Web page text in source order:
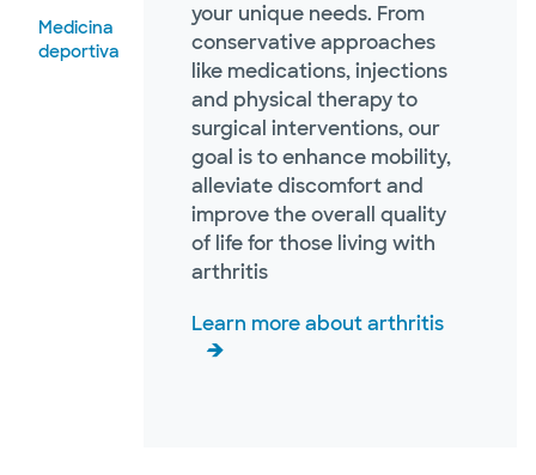
Medicina
deportiva
your unique needs. From
conservative approaches
like medications, injections
and physical therapy to
surgical interventions, our
goal is to enhance mobility,
alleviate discomfort and
improve the overall quality
of life for those living with
arthritis
Learn more about arthritis